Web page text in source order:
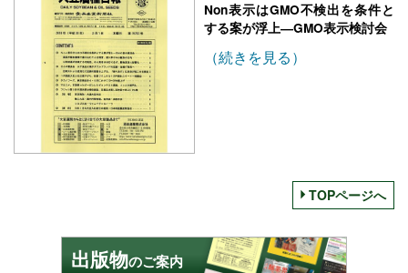
Non表示はGMO不検出を条件と
する案が浮上―GMO表示検討会
（続きを見る）
TOPページへ
出版物のご案内